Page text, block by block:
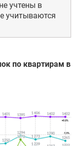
учтены в
учитываются
по квартирам в